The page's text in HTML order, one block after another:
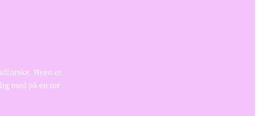
Byen er
med på en tur